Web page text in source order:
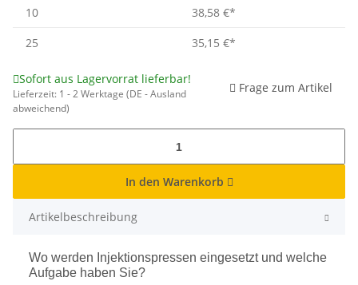
10
38,58 €*
25
35,15 €*
Sofort aus Lagervorrat lieferbar!
Lieferzeit: 1 - 2 Werktage (DE - Ausland
abweichend)
Frage zum Artikel
In den Warenkorb
Artikelbeschreibung
Wo werden Injektionspressen eingesetzt und welche
Aufgabe haben Sie?